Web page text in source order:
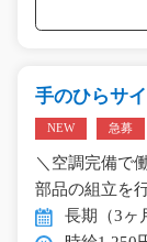
手のひらサ
NEW 急募
＼空調完備で
部品の組立を
長期（3ヶ